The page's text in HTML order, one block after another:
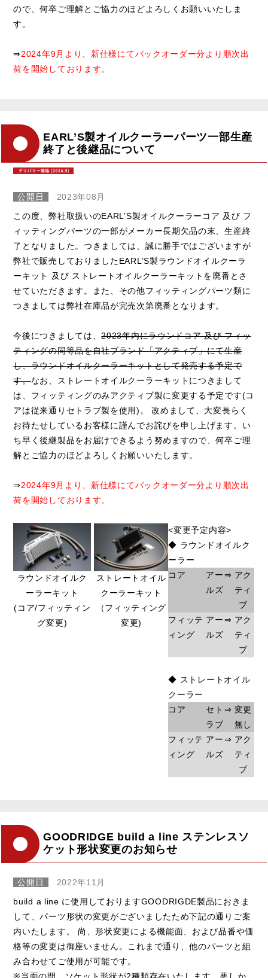
ので、何卒ご理解とご協力のほどよろしくお願いいたしま
す。
⇒2024年9月より、新仕様にてバックオーダー分より順次出
荷を開始しております。
EARL’S製オイルクーラーパーツ一部生産
終了と後継品について
公開日
2023年08月
この度、弊社取扱いのEARL’S製オイルクーラーコア 及び フ
ィッティングパーツの一部がメーカー長期欠品の末、生産終
了となりました。つきましては、誠に勝手ではございますが
弊社で販売しておりましたEARL’S製ラウンドオイルクーラ
ーキット 及び ストレートオイルクーラーキットを廃番とさ
せていただきます。また、その他フィッティングパーツ類に
つきましては弊社在庫品が完売次第廃番となります。
今後につきましては、2023年内にラウンドコア 及び フィッ
ティングの同等品を自社ブランド「アクティブ」にて生産
し、ラウンドオイルクーラーキットとして発売する予定で
す。なお、ストレートオイルクーラーキットにつきまして
は、フィッティングのみアクティブ製に変更する予定です(コ
アは従来通りセトラブ製を使用)。 改めまして、大変長らく
お待たせしているお客様に謹んでお詫びを申し上げます。い
ち早く後継製品をお届けできるよう努めますので、何卒ご理
解とご協力のほどよろしくお願いいたします。
⇒2024年9月より、新仕様にてバックオーダー分より順次出
荷を開始しております。
ラウンドオイルク
ーラーキット
(コア/フィッティン
グ変更)
ストレートオイル
クーラーキット
（フィッティング
変更)
<変更予定内容>
◆ ラウンドオイルク
ーラー
コア
アー
ルズ
⇒ アク
ティ
ブ
フィッテ
ィング
アー
ルズ
⇒ アク
ティ
ブ
◆ ストレートオイル
クーラー
コア
セト
ラブ
⇒ 変更
無し
フィッテ
ィング
アー
ルズ
⇒ アク
ティ
ブ
GOODRIDGE build a line ステンレスソ
ケット形状変更のお知らせ
公開日
2022年11月
build a line に使用しておりますGOODRIGDE製品におきま
して、パーツ形状の変更がございましたため下記の通りご案
内いたします。 尚、形状変更による機能面、および品番や価
格等の変更は御座いません。これまで通り、他のパーツと組
み合わせてご使用が可能です。